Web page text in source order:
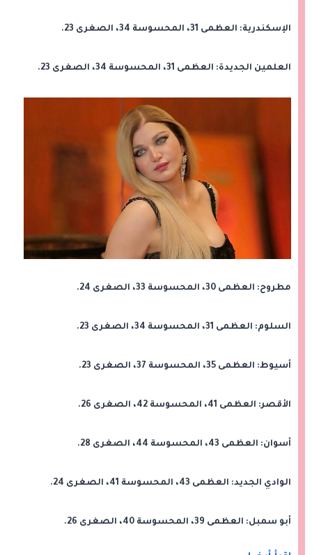
الإسكندرية: العظمى 31، المحسوسة 34، الصغرى 23.
العلمين الجديدة: العظمى 31، المحسوسة 34، الصغرى 23.
مطروح: العظمى 30، المحسوسة 33، الصغرى 24.
السلوم: العظمى 31، المحسوسة 34، الصغرى 23.
أسيوط: العظمى 35، المحسوسة 37، الصغرى 23.
الأقصر: العظمى 41، المحسوسة 42، الصغرى 26.
أسوان: العظمى 43، المحسوسة 44، الصغرى 28.
الوادي الجديد: العظمى 43، المحسوسة 41، الصغرى 24.
أبو سمبل: العظمى 39، المحسوسة 40، الصغرى 26.